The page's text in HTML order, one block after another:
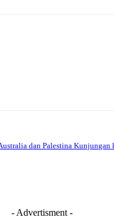
dan Palestina Kunjungan
- Advertisment -